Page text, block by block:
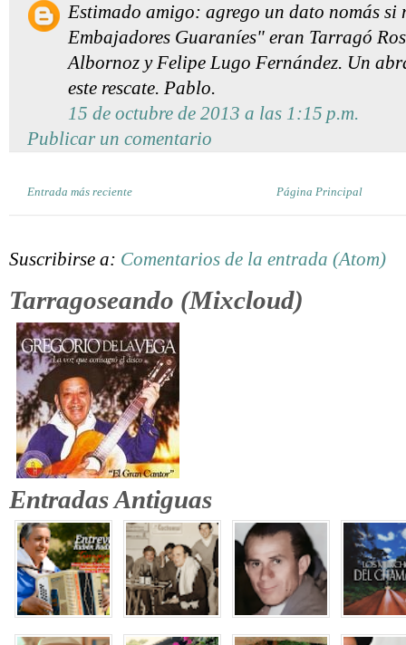
Estimado amigo: agrego un dato nomás si
Embajadores Guaraníes" eran Tarragó
Albornoz y Felipe Lugo Fernández. Un
este rescate. Pablo.
15 de octubre de 2013 a las 1:15 p.m.
Publicar un comentario
Entrada más reciente Página Principal
Suscribirse a: Comentarios de la entrada (Atom)
Tarragoseando (Mixcloud)
Entradas Antiguas